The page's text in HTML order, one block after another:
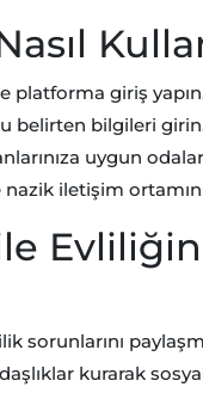
platforma giriş
belirten bilgileri
uygun
nazik iletişim
sorunlarını
kurarak